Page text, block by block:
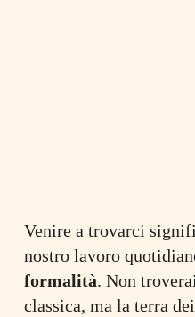
Venire a trovarci
nostro lavoro
formalità. Non
classica, ma la terra